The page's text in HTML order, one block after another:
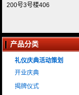
200号3号楼406
产品分类
礼仪庆典活动策划
开业庆典
揭牌仪式